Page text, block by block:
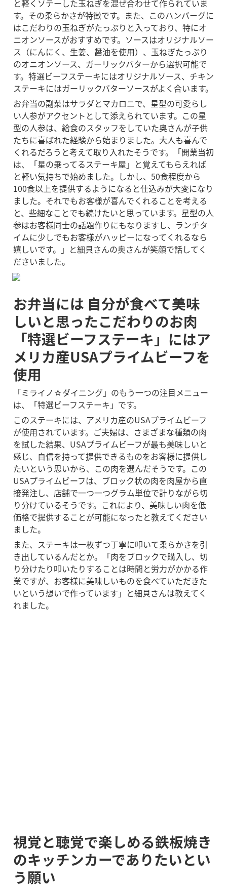
と軽くソテーした玉ねぎを混ぜ合わせて作られていま
す。その柔らかさが特徴です。また、このハンバーグに
はこだわりの玉ねぎがたっぷりと入っており、特にオ
ニオンソースがおすすめです。ソースはオリジナルソー
ス（にんにく、生姜、醤油を使用）、玉ねぎたっぷり
のオニオンソース、ガーリックバターから選択可能で
す。特選ビーフステーキにはオリジナルソース、チキン
ステーキにはガーリックバターソースがよく合います。
お弁当の副菜はサラダとマカロニで、星型の可愛らし
い人参がアクセントとして添えられています。この星
型の人参は、給食のスタッフをしていた奥さんが子供
たちに喜ばれた経験から始まりました。大人も喜んで
くれるだろうと考えて取り入れたそうです。「開業当初
は、「星の乗ってるステーキ屋」と覚えてもらえれば
と軽い気持ちで始めました。しかし、50食程度から
100食以上を提供するようになると仕込みが大変になり
ました。それでもお客様が喜んでくれることを考える
と、些細なことでも続けたいと思っています。星型の人
参はお客様同士の話題作りにもなりますし、ランチタ
イムに少しでもお客様がハッピーになってくれるなら
嬉しいです。」と細貝さんの奥さんが笑顔で話してく
ださいました。
お弁当には 自分が食べて美味
しいと思ったこだわりのお肉
「特選ビーフステーキ」にはア
メリカ産USAプライムビーフを
使用
「ミライノ☆ダイニング」のもう一つの注目メニュー
は、「特選ビーフステーキ」です。
このステーキには、アメリカ産のUSAプライムビーフ
が使用されています。ご夫婦は、さまざまな種類の肉
を試した結果、USAプライムビーフが最も美味しいと
感じ、自信を持って提供できるものをお客様に提供し
たいという思いから、この肉を選んだそうです。この
USAプライムビーフは、ブロック状の肉を肉屋から直
接発注し、店舗で一つ一つグラム単位で計りながら切
り分けているそうです。これにより、美味しい肉を低
価格で提供することが可能になったと教えてください
ました。
また、ステーキは一枚ずつ丁寧に叩いて柔らかさを引
き出しているんだとか。「肉をブロックで購入し、切
り分けたり叩いたりすることは時間と労力がかかる作
業ですが、お客様に美味しいものを食べていただきた
いという想いで作っています」と細貝さんは教えてく
れました。
視覚と聴覚で楽しめる鉄板焼き
のキッチンカーでありたいとい
う願い